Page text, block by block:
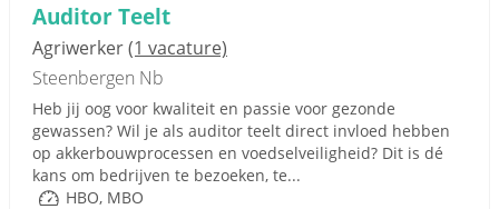
Auditor Teelt
Agriwerker(1 vacature)
Steenbergen Nb
Heb jij oog voor kwaliteit en passie voor gezonde
gewassen? Wil je als auditor teelt direct invloed hebben
op akkerbouwprocessen en voedselveiligheid? Dit is dé
kans om bedrijven te bezoeken, te...
HBO, MBO